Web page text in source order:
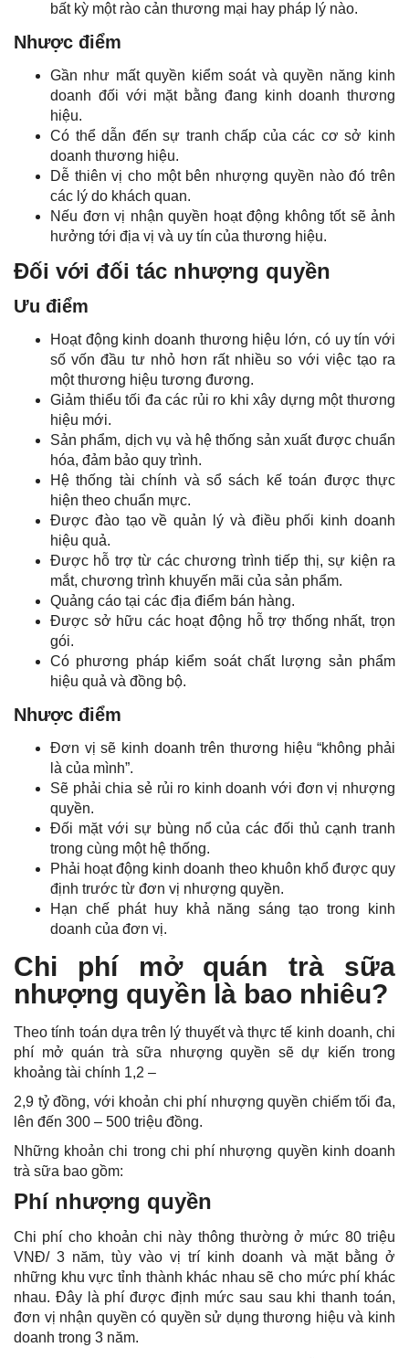
bất kỳ một rào cản thương mại hay pháp lý nào.
Nhược điểm
Gần như mất quyền kiểm soát và quyền năng kinh
doanh đối với mặt bằng đang kinh doanh thương
hiệu.
Có thể dẫn đến sự tranh chấp của các cơ sở kinh
doanh thương hiệu.
Dễ thiên vị cho một bên nhượng quyền nào đó trên
các lý do khách quan.
Nếu đơn vị nhận quyền hoạt động không tốt sẽ ảnh
hưởng tới địa vị và uy tín của thương hiệu.
Đối với đối tác nhượng quyền
Ưu điểm
Hoạt động kinh doanh thương hiệu lớn, có uy tín với
số vốn đầu tư nhỏ hơn rất nhiều so với việc tạo ra
một thương hiệu tương đương.
Giảm thiểu tối đa các rủi ro khi xây dựng một thương
hiệu mới.
Sản phẩm, dịch vụ và hệ thống sản xuất được chuẩn
hóa, đảm bảo quy trình.
Hệ thống tài chính và sổ sách kế toán được thực
hiện theo chuẩn mực.
Được đào tạo về quản lý và điều phối kinh doanh
hiệu quả.
Được hỗ trợ từ các chương trình tiếp thị, sự kiện ra
mắt, chương trình khuyến mãi của sản phẩm.
Quảng cáo tại các địa điểm bán hàng.
Được sở hữu các hoạt động hỗ trợ thống nhất, trọn
gói.
Có phương pháp kiểm soát chất lượng sản phẩm
hiệu quả và đồng bộ.
Nhược điểm
Đơn vị sẽ kinh doanh trên thương hiệu “không phải
là của mình”.
Sẽ phải chia sẻ rủi ro kinh doanh với đơn vị nhượng
quyền.
Đối mặt với sự bùng nổ của các đối thủ cạnh tranh
trong cùng một hệ thống.
Phải hoạt động kinh doanh theo khuôn khổ được quy
định trước từ đơn vị nhượng quyền.
Hạn chế phát huy khả năng sáng tạo trong kinh
doanh của đơn vị.
Chi phí mở quán trà sữa
nhượng quyền là bao nhiêu?
Theo tính toán dựa trên lý thuyết và thực tế kinh doanh, chi
phí mở quán trà sữa nhượng quyền sẽ dự kiến trong
khoảng tài chính 1,2 –
2,9 tỷ đồng, với khoản chi phí nhượng quyền chiếm tối đa,
lên đến 300 – 500 triệu đồng.
Những khoản chi trong chi phí nhượng quyền kinh doanh
trà sữa bao gồm:
Phí nhượng quyền
Chi phí cho khoản chi này thông thường ở mức 80 triệu
VNĐ/ 3 năm, tùy vào vị trí kinh doanh và mặt bằng ở
những khu vực tỉnh thành khác nhau sẽ cho mức phí khác
nhau. Đây là phí được định mức sau sau khi thanh toán,
đơn vị nhận quyền có quyền sử dụng thương hiệu và kinh
doanh trong 3 năm.